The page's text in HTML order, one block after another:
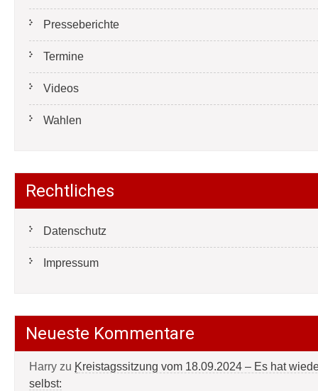
Presseberichte
Termine
Videos
Wahlen
Rechtliches
Datenschutz
Impressum
Neueste Kommentare
Harry zu Kreistagssitzung vom 18.09.2024 – Es hat
selbst: